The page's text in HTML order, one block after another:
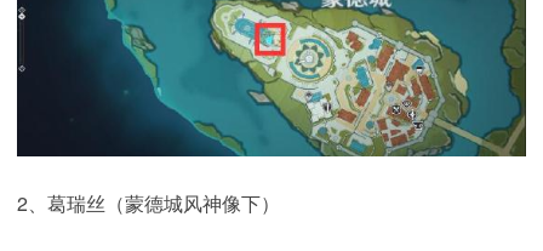
2、葛瑞丝（蒙德城风神像下）